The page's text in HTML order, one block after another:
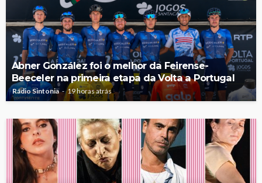
Abner González foi o melhor da Feirense-
Beeceler na primeira etapa da Volta a Portugal
Rádio Sintonia 19 horas atrás